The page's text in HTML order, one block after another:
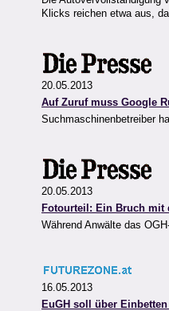
Klicks reichen etwa aus,
20.05.2013
Auf Zuruf muss Google
Suchmaschinenbetreiber
20.05.2013
Fotourteil: Ein Bruch mit
Während Anwälte das
16.05.2013
EuGH soll über